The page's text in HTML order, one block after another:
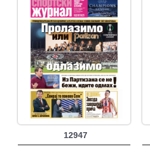
12947